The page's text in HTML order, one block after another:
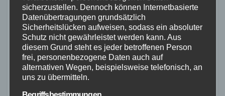
mehrere Auszeichnungen verliehen.
Michael Zander erhielt die Ehrennadel in
Silber des Kreisfeuerwehrverbandes.
Armin Nörtershäuser wurde mit dem
Deutschen Feuerwehrehrenkreuz in Silber
ausgezeichnet. Rosario Di Stefano erhielt
sicherzustellen. Dennoch können Internetbasierte
Datenübertragungen grundsätzlich
Sicherheitslücken aufweisen, sodass ein absoluter
Schutz nicht gewährleistet werden kann. Aus
diesem Grund steht es jeder betroffenen Person
frei, personenbezogene Daten auch auf
alternativen Wegen, beispielsweise telefonisch, an
uns zu übermitteln.